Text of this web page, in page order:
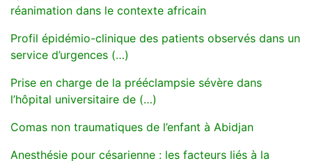
réanimation dans le contexte africain
Profil épidémio-clinique des patients observés dans un
service d’urgences (…)
Prise en charge de la prééclampsie sévère dans
l’hôpital universitaire de (…)
Comas non traumatiques de l’enfant à Abidjan
Anesthésie pour césarienne : les facteurs liés à la